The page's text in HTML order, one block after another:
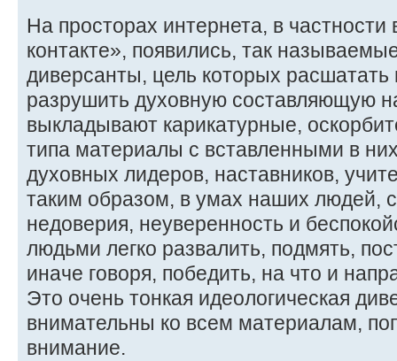
На просторах интернета, в
контакте», появились, так
диверсанты, цель которых
разрушить духовную составляющую
выкладывают карикатурные,
типа материалы с вставленными в
духовных лидеров, наставников,
таким образом, в умах наших людей,
недоверия, неуверенность и
людьми легко развалить, подмять,
иначе говоря, победить, на что и
Это очень тонкая идеологическая
внимательны ко всем материалам,
внимание.